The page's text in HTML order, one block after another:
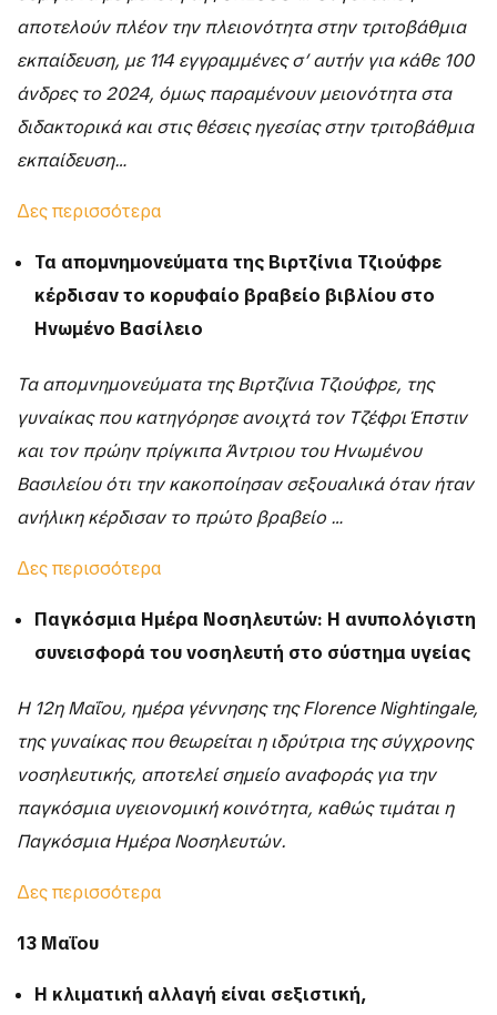
αποτελούν πλέον την πλειονότητα στην τριτοβάθμια
εκπαίδευση, με 114 εγγραμμένες σ’ αυτήν για κάθε 100
άνδρες το 2024, όμως παραμένουν μειονότητα στα
διδακτορικά και στις θέσεις ηγεσίας στην τριτοβάθμια
εκπαίδευση…
Δες περισσότερα
Τα απομνημονεύματα της Βιρτζίνια Τζιούφρε
κέρδισαν το κορυφαίο βραβείο βιβλίου στο
Ηνωμένο Βασίλειο
Τα απομνημονεύματα της Βιρτζίνια Τζιούφρε, της
γυναίκας που κατηγόρησε ανοιχτά τον Τζέφρι Έπστιν
και τον πρώην πρίγκιπα Άντριου του Ηνωμένου
Βασιλείου ότι την κακοποίησαν σεξουαλικά όταν ήταν
ανήλικη κέρδισαν το πρώτο βραβείο …
Δες περισσότερα
Παγκόσμια Ημέρα Νοσηλευτών: Η ανυπολόγιστη
συνεισφορά του νοσηλευτή στο σύστημα υγείας
Η 12η Μαΐου, ημέρα γέννησης της Florence Nightingale,
της γυναίκας που θεωρείται η ιδρύτρια της σύγχρονης
νοσηλευτικής, αποτελεί σημείο αναφοράς για την
παγκόσμια υγειονομική κοινότητα, καθώς τιμάται η
Παγκόσμια Ημέρα Νοσηλευτών.
Δες περισσότερα
13 Μαΐου
Η κλιματική αλλαγή είναι σεξιστική,